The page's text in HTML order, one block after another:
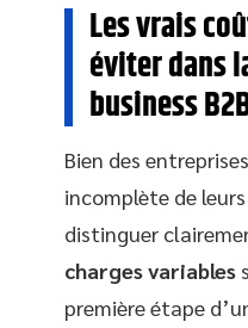
Les vrais
éviter dans
business
Bien des
incomplète de
distinguer
charges variables
première étape